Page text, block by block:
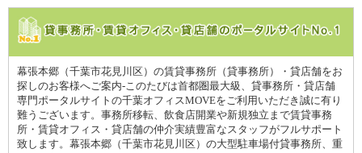
幕張本郷（千葉市花見川区）の賃貸事務所（貸事務所）・貸店舗をお
探しのお客様へご案内-このたびは首都圏最大級、貸事務所・貸店舗
専門ポータルサイトの千葉オフィスMOVEをご利用いただき誠に有り
難うございます。事務所移転、飲食店開業や新規独立まで賃貸事務
所・賃貸オフィス・貸店舗の仲介実績豊富なスタッフがフルサポート
致します。幕張本郷（千葉市花見川区）の大型駐車場付貸事務所、重